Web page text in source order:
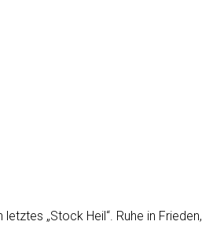
„Stock Heil“. Ruhe in Frieden,